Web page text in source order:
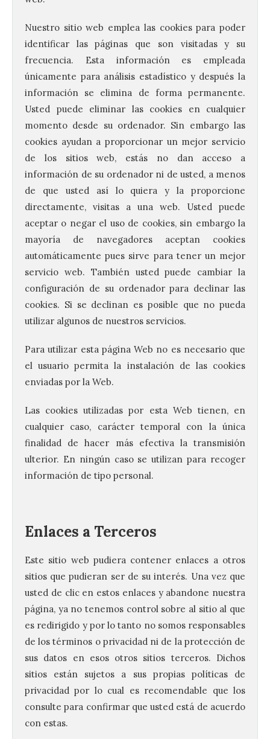
Nuestro sitio web emplea las cookies para poder
identificar las páginas que son visitadas y su
frecuencia. Esta información es empleada
únicamente para análisis estadístico y después la
información se elimina de forma permanente.
Usted puede eliminar las cookies en cualquier
momento desde su ordenador. Sin embargo las
cookies ayudan a proporcionar un mejor servicio
de los sitios web, estás no dan acceso a
información de su ordenador ni de usted, a menos
de que usted así lo quiera y la proporcione
directamente, visitas a una web. Usted puede
aceptar o negar el uso de cookies, sin embargo la
mayoría de navegadores aceptan cookies
automáticamente pues sirve para tener un mejor
servicio web. También usted puede cambiar la
configuración de su ordenador para declinar las
cookies. Si se declinan es posible que no pueda
utilizar algunos de nuestros servicios.
Para utilizar esta página Web no es necesario que
el usuario permita la instalación de las cookies
enviadas por la Web.
Las cookies utilizadas por esta Web tienen, en
cualquier caso, carácter temporal con la única
finalidad de hacer más efectiva la transmisión
ulterior. En ningún caso se utilizan para recoger
información de tipo personal.
Enlaces a Terceros
Este sitio web pudiera contener enlaces a otros
sitios que pudieran ser de su interés. Una vez que
usted de clic en estos enlaces y abandone nuestra
página, ya no tenemos control sobre al sitio al que
es redirigido y por lo tanto no somos responsables
de los términos o privacidad ni de la protección de
sus datos en esos otros sitios terceros. Dichos
sitios están sujetos a sus propias políticas de
privacidad por lo cual es recomendable que los
consulte para confirmar que usted está de acuerdo
con estas.